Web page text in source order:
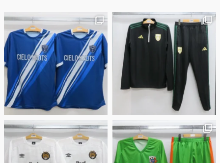
応援ユニフォーム、約53％が「会場に一体感があってよい」と回答。チ
ームへの愛情が伝わる応援スタイルとは？